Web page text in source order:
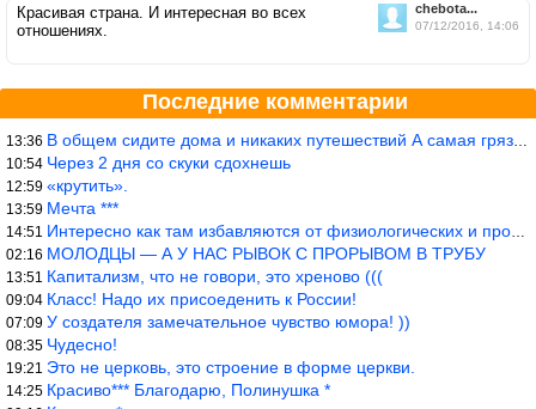
chebota...
07/12/2016, 14:06
Красивая страна. И интересная во всех
отношениях.
Последние комментарии
13:36 В общем сидите дома и никаких путешествий А самая грязная в от
10:54 Через 2 дня со скуки сдохнешь
12:59 «крутить».
13:59 Мечта ***
14:51 Интересно как там избавляются от физиологических и прочих отходо
02:16 МОЛОДЦЫ — А У НАС РЫВОК С ПРОРЫВОМ В ТРУБУ
13:51 Капитализм, что не говори, это хреново (((
09:04 Класс! Надо их присоеденить к России!
07:09 У создателя замечательное чувство юмора! ))
08:35 Чудесно!
19:21 Это не церковь, это строение в форме церкви.
14:25 Красиво*** Благодарю, Полинушка *